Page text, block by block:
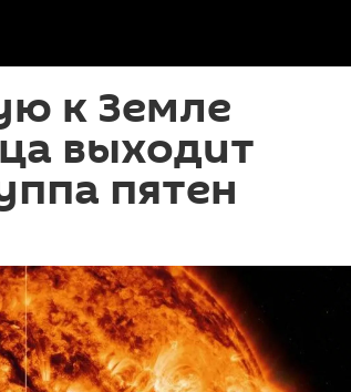
к Земле
выходит
пятен